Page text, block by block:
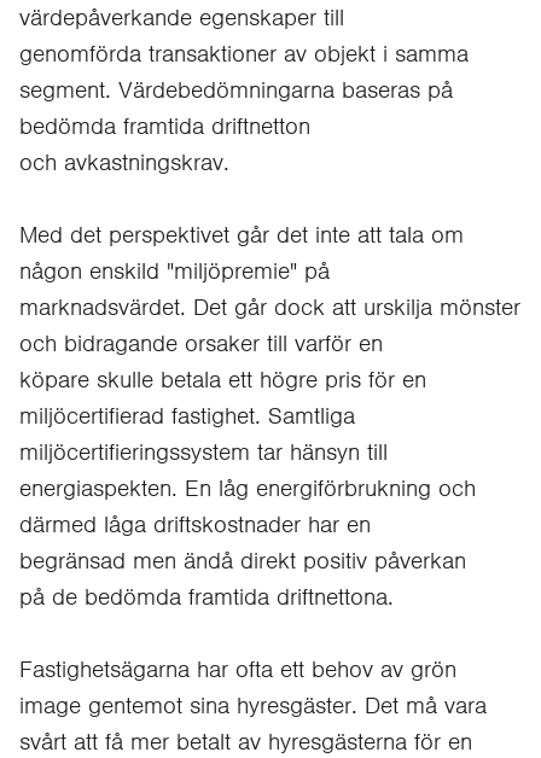
värdepåverkande egenskaper till
genomförda transaktioner av objekt i samma
segment. Värdebedömningarna baseras på
bedömda framtida driftnetton
och avkastningskrav.
Med det perspektivet går det inte att tala om
någon enskild "miljöpremie" på
marknadsvärdet. Det går dock att urskilja mönster
och bidragande orsaker till varför en
köpare skulle betala ett högre pris för en
miljöcertifierad fastighet. Samtliga
miljöcertifieringssystem tar hänsyn till
energiaspekten. En låg energiförbrukning och
därmed låga driftskostnader har en
begränsad men ändå direkt positiv påverkan
på de bedömda framtida driftnettona.
Fastighetsägarna har ofta ett behov av grön
image gentemot sina hyresgäster. Det må vara
svårt att få mer betalt av hyresgästerna för en